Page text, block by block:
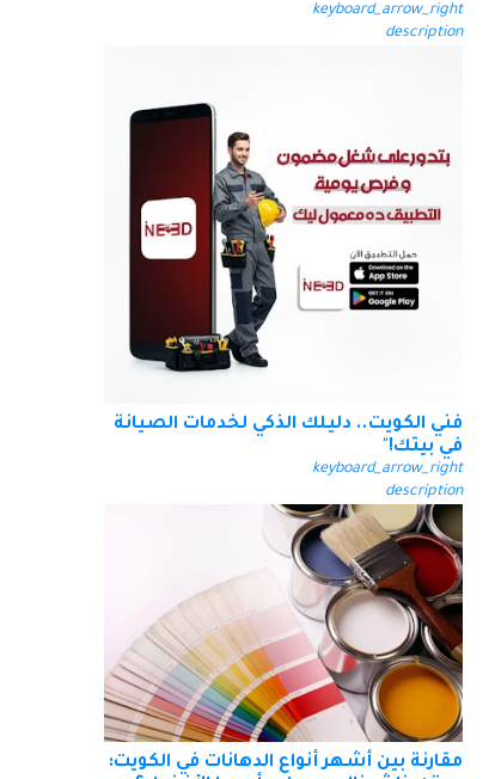
keyboard_arrow_right
description
فني الكويت.. دليلك الذكي لخدمات الصيانة
في بيتك!"
keyboard_arrow_right
description
مقارنة بين أشهر أنواع الدهانات في الكويت: